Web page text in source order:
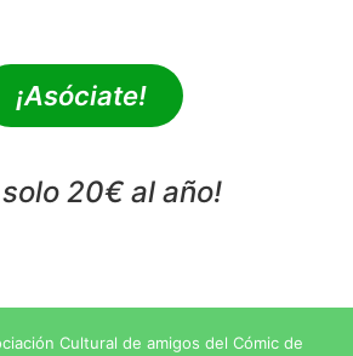
¡Asóciate!
solo 20€ al año!
Cultural de amigos del Cómic de